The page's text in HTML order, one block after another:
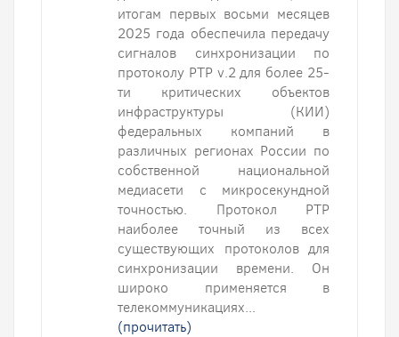
итогам первых восьми месяцев
2025 года обеспечила передачу
сигналов синхронизации по
протоколу PTP v.2 для более 25-
ти критических объектов
инфраструктуры (КИИ)
федеральных компаний в
различных регионах России по
собственной национальной
медиасети с микросекундной
точностью. Протокол PTP
наиболее точный из всех
существующих протоколов для
синхронизации времени. Он
широко применяется в
телекоммуникациях...
(прочитать)